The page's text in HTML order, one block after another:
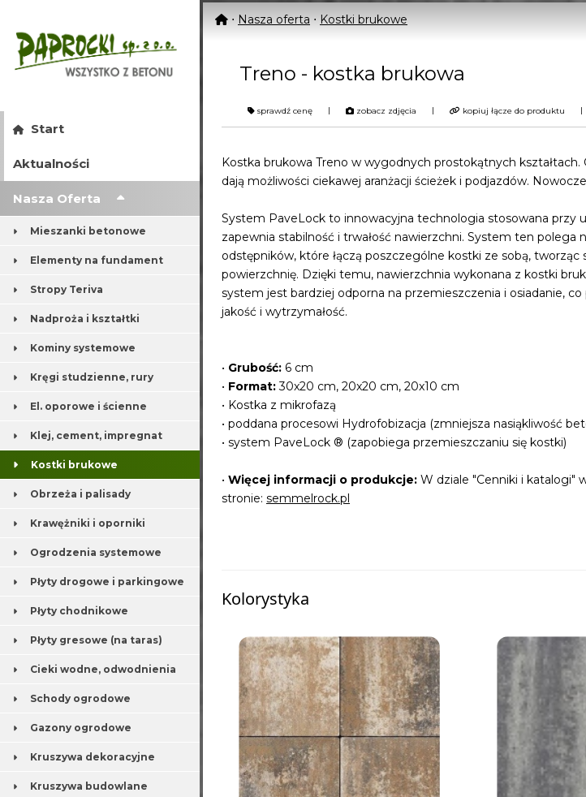
Start
Aktualności
Nasza Oferta
Mieszanki betonowe
Elementy na fundament
Stropy Teriva
Nadproża i kształtki
Kominy systemowe
Kręgi studzienne, rury
El. oporowe i ścienne
Klej, cement, impregnat
Kostki brukowe
Obrzeża i palisady
Krawężniki i oporniki
Ogrodzenia systemowe
Płyty drogowe i parkingowe
Płyty chodnikowe
Płyty gresowe (na taras)
Cieki wodne, odwodnienia
Schody ogrodowe
Gazony ogrodowe
Kruszywa dekoracyjne
Kruszywa budowlane
⋅ Nasza oferta ⋅ Kostki brukowe
Treno - kostka brukowa
sprawdź cenę | zobacz zdjęcia | kopiuj łącze do produktu |
Kostka brukowa Treno w wygodnych prostokątnych kształtach.
dają możliwości ciekawej aranżacji ścieżek i podjazdów.
System PaveLock to innowacyjna technologia stosowana przy
zapewnia stabilność i trwałość nawierzchni. System ten polega
odstępników, które łączą poszczególne kostki ze sobą, tworząc
powierzchnię. Dzięki temu, nawierzchnia wykonana z kostki
system jest bardziej odporna na przemieszczenia i osiadanie, co
jakość i wytrzymałość.
• Grubość: 6 cm
• Format:30x20 cm, 20x20 cm, 20x10 cm
• Kostka z mikrofazą
• poddana procesowi Hydrofobizacja (zmniejsza nasiąkliwość
• system PaveLock ® (zapobiega przemieszczaniu się kostki)
• Więcej informacji o produkcje: W dziale "Cenniki i katalogi"
stronie: semmelrock.pl
Kolorystyka